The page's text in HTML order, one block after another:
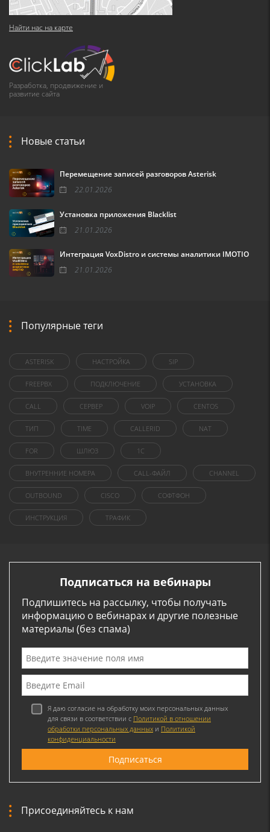
Найти нас на карте
Разработка, продвижение и
развитие сайта
Новые статьи
Перемещение записей разговоров Asterisk
22.01.2026
Установка приложения Blacklist
21.01.2026
Интеграция VoxDistro и системы аналитики IMOTIO
21.01.2026
Популярные теги
ASTERISK НАСТРОЙКА SIP
FREEPBX ПОДКЛЮЧЕНИЕ УСТАНОВКА
CALL СЕРВЕР VOIP CENTOS
ТИП TIME CALLERID NAT
FOR ШЛЮЗ 1C
ВНУТРЕННИЕ НОМЕРА CALL-ФАЙЛ CHANNEL
OUTBOUND CISCO СОФТФОН
ИНСТРУКЦИЯ ТРАФИК
Подписаться на вебинары
Подпишитесь на рассылку, чтобы получать
информацию о вебинарах и другие полезные
материалы (без спама)
Я даю согласие на обработку моих персональных данных
для связи в соответствии с Политикой в отношении
обработки персональных данных и Политикой
конфиденциальности
Присоединяйтесь к нам